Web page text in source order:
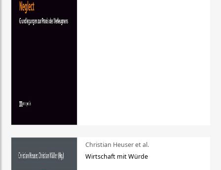
Christian Heuser et al.
Wirtschaft mit Würde